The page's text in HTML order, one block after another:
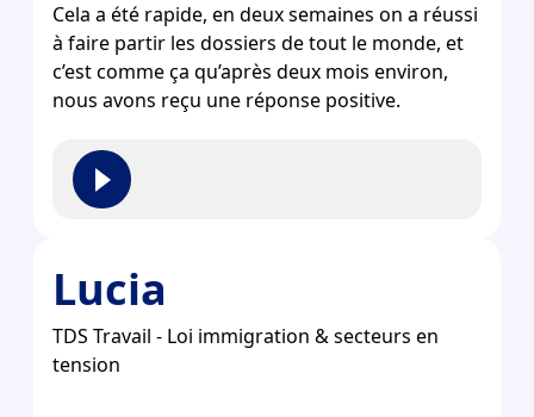
Cela a été rapide, en deux semaines on a réussi
à faire partir les dossiers de tout le monde, et
c’est comme ça qu’après deux mois environ,
nous avons reçu une réponse positive.
Lucia
TDS Travail - Loi immigration & secteurs en
tension